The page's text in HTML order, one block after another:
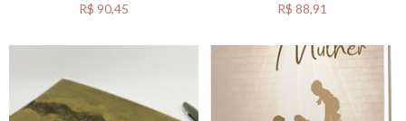
R$ 90,45
R$ 88,91